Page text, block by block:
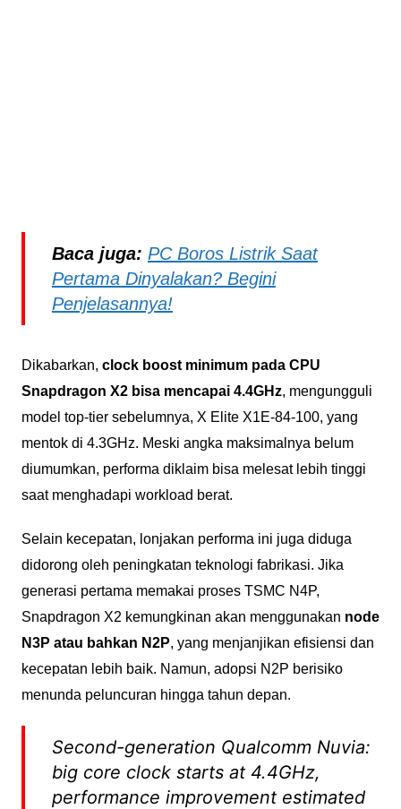
Baca juga: PC Boros Listrik Saat
Pertama Dinyalakan? Begini
Penjelasannya!
Dikabarkan, clock boost minimum pada CPU
Snapdragon X2 bisa mencapai 4.4GHz, mengungguli
model top-tier sebelumnya, X Elite X1E-84-100, yang
mentok di 4.3GHz. Meski angka maksimalnya belum
diumumkan, performa diklaim bisa melesat lebih tinggi
saat menghadapi workload berat.
Selain kecepatan, lonjakan performa ini juga diduga
didorong oleh peningkatan teknologi fabrikasi. Jika
generasi pertama memakai proses TSMC N4P,
Snapdragon X2 kemungkinan akan menggunakan node
N3P atau bahkan N2P, yang menjanjikan efisiensi dan
kecepatan lebih baik. Namun, adopsi N2P berisiko
menunda peluncuran hingga tahun depan.
Second-generation Qualcomm Nuvia:
big core clock starts at 4.4GHz,
performance improvement estimated